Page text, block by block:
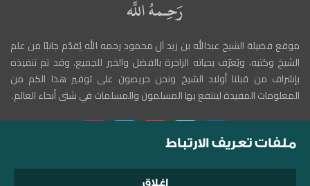
موقع فضيلة الشيخ عبدالله بن زيد آل محمود رحمه الله يُقدّم جانبًا من علم
الشيخ وكتبه، ويُعرّف بحياته الزاخرة بالفضل والخير للجميع. وقد تم تنفيذه
بإشراف من قبلنا أولاد الشيخ ونحن حريصون على توفير هذا الكم من
المعلومات المفيدة لينتفع بها المسلمون والمسلمات في شتى أنحاء العالم.
ملفات تعريف الارتباط
إغلاق